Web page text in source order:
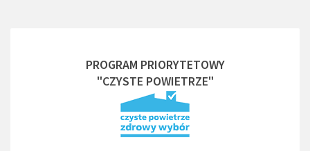
PROGRAM PRIORYTETOWY
"CZYSTE POWIETRZE"